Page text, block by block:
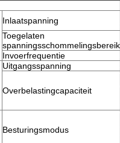
Inlaatspanning
Toegelaten
spanningsschommelingsbereik
Invoerfrequentie
Uitgangsspanning
Overbelastingcapaciteit
Besturingsmodus